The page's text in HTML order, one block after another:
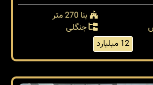
بنا 270 متر
جنگلی
12 میلیارد